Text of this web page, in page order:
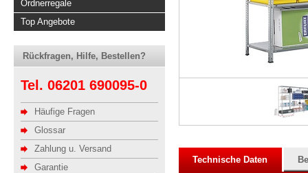
Ordnerregale
Top Angebote
Rückfragen, Hilfe, Bestellen?
Tel. 06201 690095-0
Häufige Fragen
Glossar
Zahlung u. Versand
Garantie
Technische Daten